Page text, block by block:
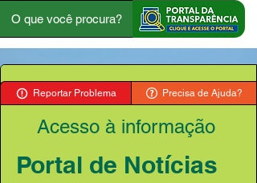
Reportar Problema Precisa de Ajuda?
Acesso à informação
Portal de Notícias